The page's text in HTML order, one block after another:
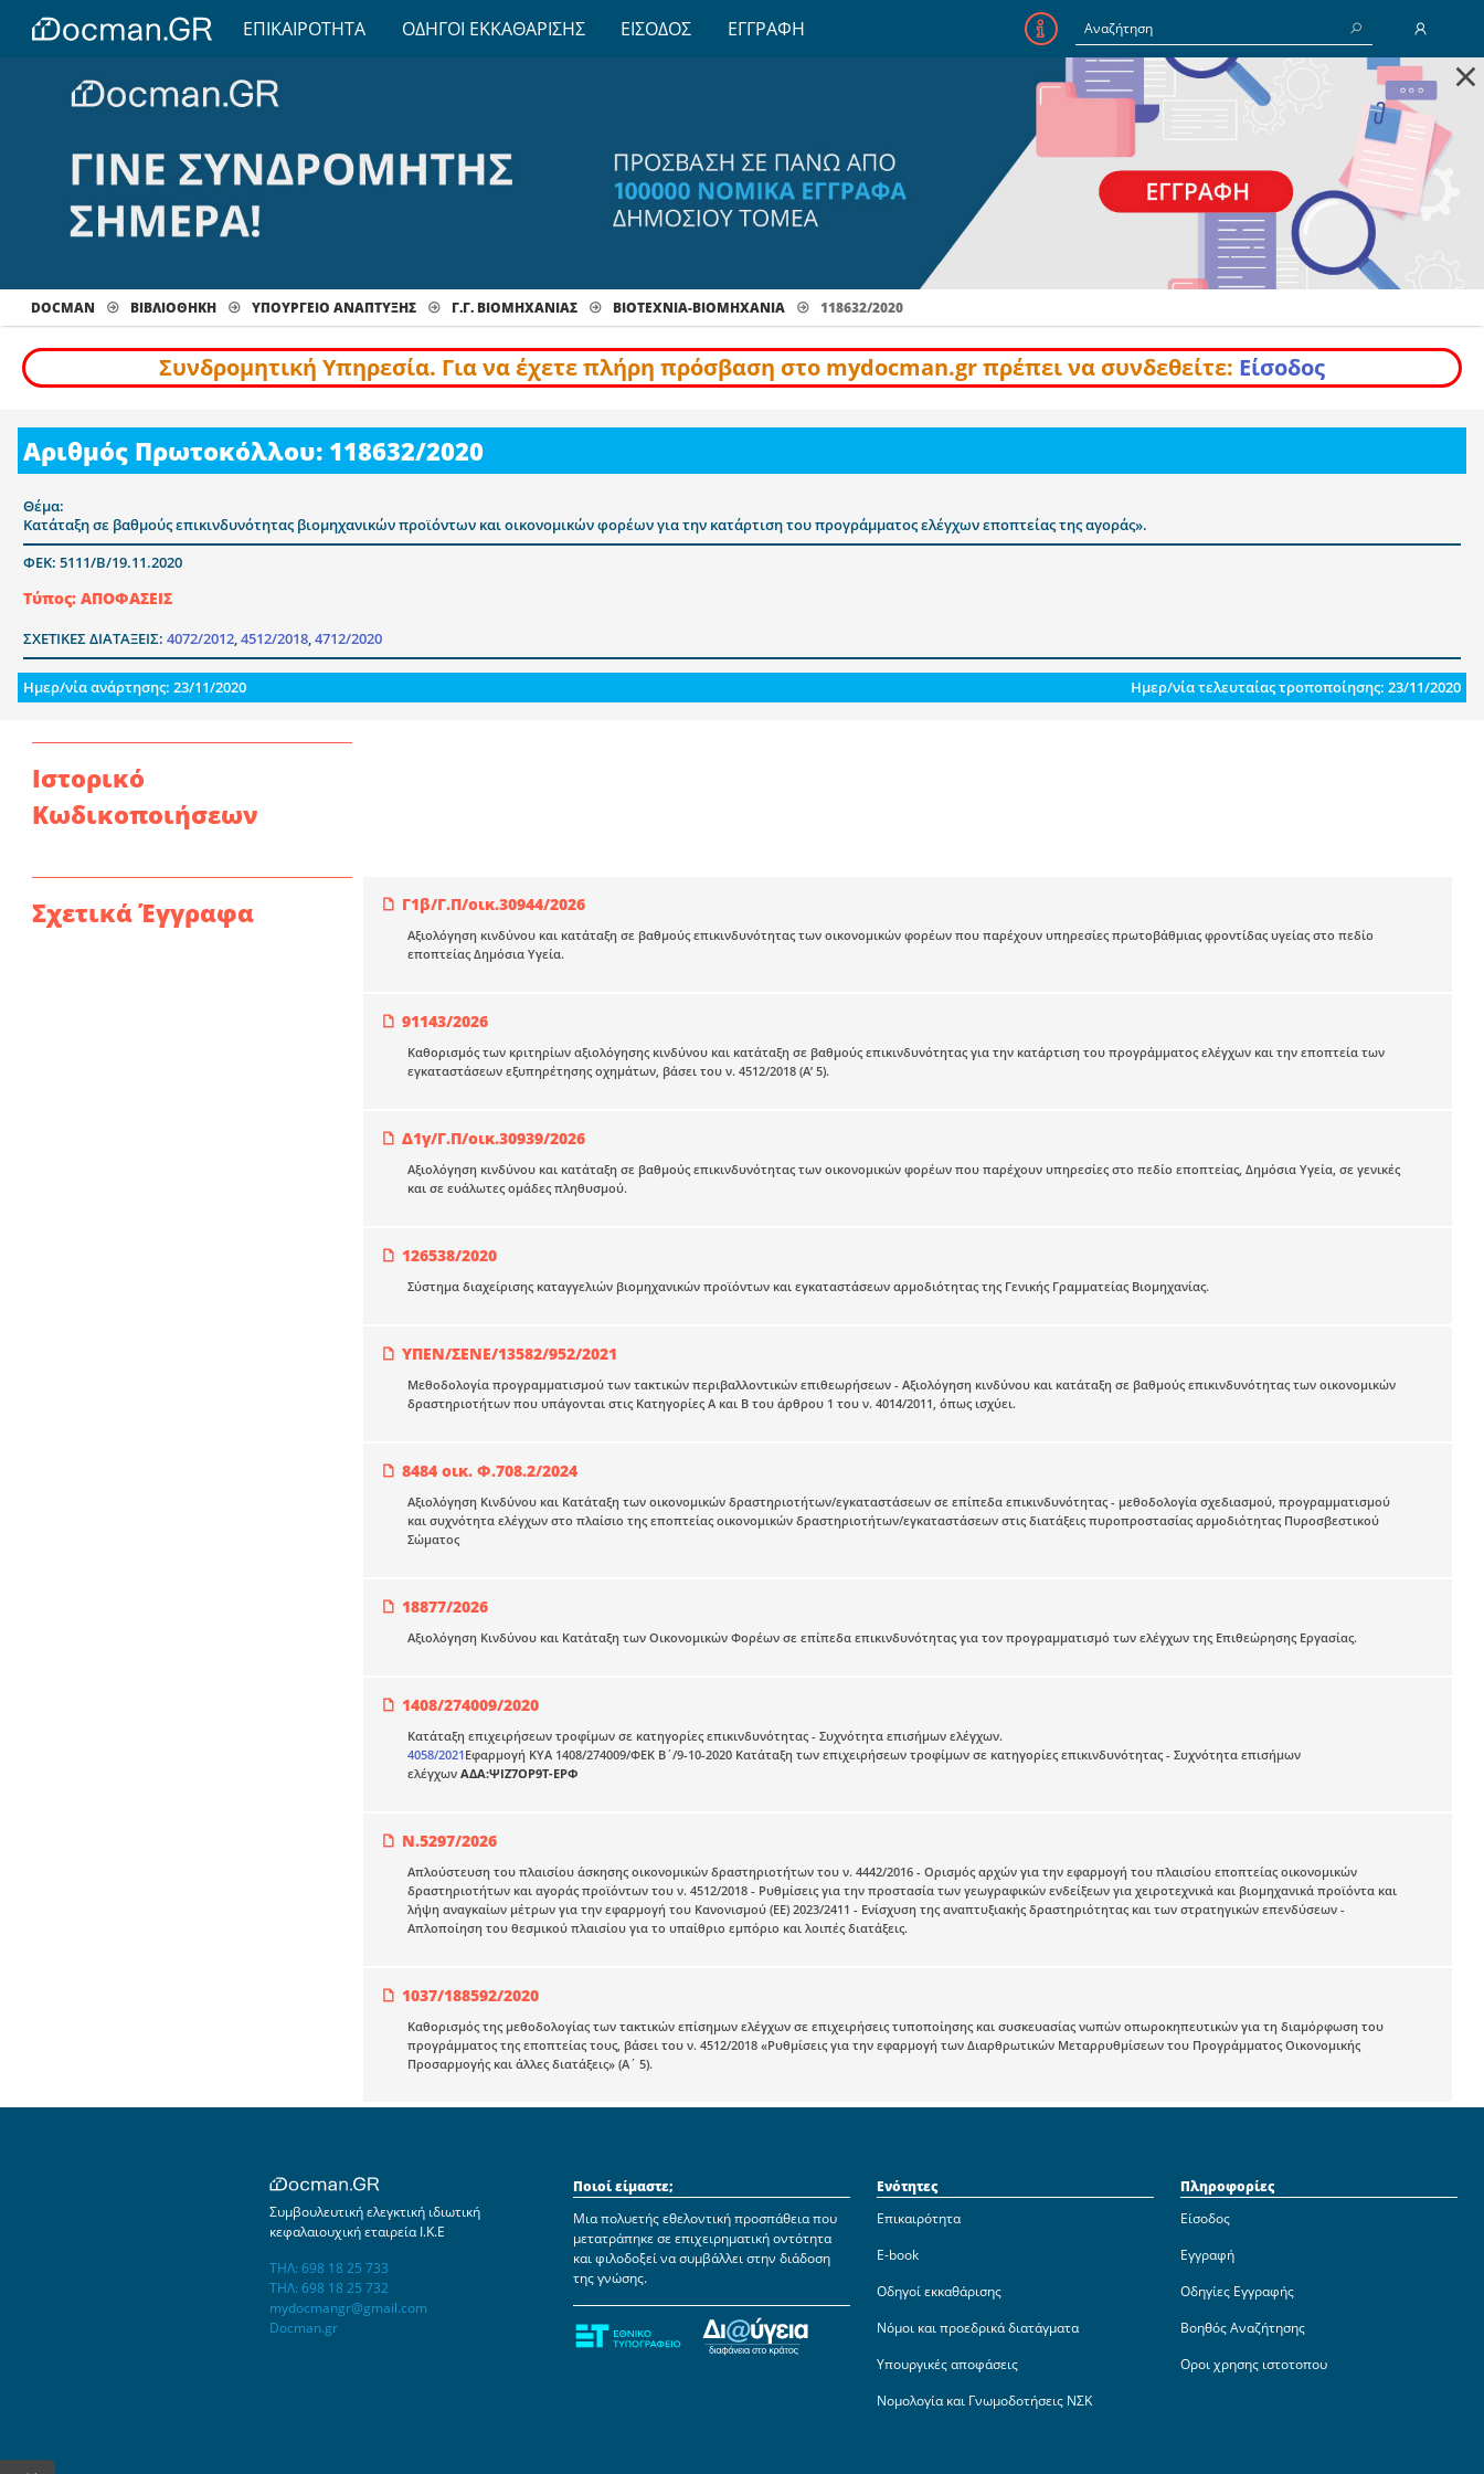
ΕΠΙΚΑΙΡΟΤΗΤΑ ΟΔΗΓΟΙ ΕΚΚΑΘΑΡΙΣΗΣ ΕΙΣΟΔΟΣ ΕΓΓΡΑΦΗ
E-Mail
Κωδικός
Να με θυμάσαι
×
DOCMAN ΒΙΒΛΙΟΘΗΚΗ ΥΠΟΥΡΓΕΙΟ ΑΝΑΠΤΥΞΗΣ Γ.Γ. ΒΙΟΜΗΧΑΝΙΑΣ ΒΙΟΤΕΧΝΊΑ-ΒΙΟΜΗΧΑΝΊΑ 118632/2020
Συνδρομητική Υπηρεσία. Για να έχετε πλήρη πρόσβαση στο mydocman.gr πρέπει να συνδεθείτε: Είσοδος
Αριθμός Πρωτοκόλλου: 118632/2020
Θέμα:
Κατάταξη σε βαθμούς επικινδυνότητας βιομηχανικών προϊόντων και οικονομικών φορέων για την κατάρτιση του προγράμματος ελέγχων εποπτείας της αγοράς».
ΦΕΚ: 5111/Β/19.11.2020
Τύπος: ΑΠΟΦΑΣΕΙΣ
ΣΧΕΤΙΚΕΣ ΔΙΑΤΑΞΕΙΣ: 4072/2012,4512/2018,4712/2020
Ημερ/νία ανάρτησης: 23/11/2020 Ημερ/νία τελευταίας τροποποίησης: 23/11/2020
Ιστορικό
Κωδικοποιήσεων
Σχετικά Έγγραφα Γ1β/Γ.Π/οικ.30944/2026
Αξιολόγηση κινδύνου και κατάταξη σε βαθμούς επικινδυνότητας των οικονομικών φορέων που παρέχουν υπηρεσίες πρωτοβάθμιας φροντίδας υγείας στο πεδίο
εποπτείας Δημόσια Υγεία.
91143/2026
Καθορισμός των κριτηρίων αξιολόγησης κινδύνου και κατάταξη σε βαθμούς επικινδυνότητας για την κατάρτιση του προγράμματος ελέγχων και την εποπτεία των
εγκαταστάσεων εξυπηρέτησης οχημάτων, βάσει του ν. 4512/2018 (Α’ 5).
Δ1γ/Γ.Π/οικ.30939/2026
Αξιολόγηση κινδύνου και κατάταξη σε βαθμούς επικινδυνότητας των οικονομικών φορέων που παρέχουν υπηρεσίες στο πεδίο εποπτείας, Δημόσια Υγεία, σε γενικές
και σε ευάλωτες ομάδες πληθυσμού.
126538/2020
Σύστημα διαχείρισης καταγγελιών βιομηχανικών προϊόντων και εγκαταστάσεων αρμοδιότητας της Γενικής Γραμματείας Βιομηχανίας.
ΥΠΕΝ/ΣΕΝΕ/13582/952/2021
Μεθοδολογία προγραμματισμού των τακτικών περιβαλλοντικών επιθεωρήσεων - Αξιολόγηση κινδύνου και κατάταξη σε βαθμούς επικινδυνότητας των οικονομικών
δραστηριοτήτων που υπάγονται στις Κατηγορίες Α και Β του άρθρου 1 του ν. 4014/2011, όπως ισχύει.
8484 οικ. Φ.708.2/2024
Αξιολόγηση Κινδύνου και Κατάταξη των οικονομικών δραστηριοτήτων/εγκαταστάσεων σε επίπεδα επικινδυνότητας - μεθοδολογία σχεδιασμού, προγραμματισμού
και συχνότητα ελέγχων στο πλαίσιο της εποπτείας οικονομικών δραστηριοτήτων/εγκαταστάσεων στις διατάξεις πυροπροστασίας αρμοδιότητας Πυροσβεστικού
Σώματος
18877/2026
Αξιολόγηση Κινδύνου και Κατάταξη των Οικονομικών Φορέων σε επίπεδα επικινδυνότητας για τον προγραμματισμό των ελέγχων της Επιθεώρησης Εργασίας.
1408/274009/2020
Κατάταξη επιχειρήσεων τροφίμων σε κατηγορίες επικινδυνότητας - Συχνότητα επισήμων ελέγχων.
4058/2021Εφαρμογή ΚΥΑ 1408/274009/ΦΕΚ Β΄/9-10-2020 Κατάταξη των επιχειρήσεων τροφίμων σε κατηγορίες επικινδυνότητας - Συχνότητα επισήμων
ελέγχων ΑΔΑ:ΨΙΖ7ΟΡ9Τ-ΕΡΦ
Ν.5297/2026
Απλούστευση του πλαισίου άσκησης οικονομικών δραστηριοτήτων του ν. 4442/2016 - Ορισμός αρχών για την εφαρμογή του πλαισίου εποπτείας οικονομικών
δραστηριοτήτων και αγοράς προϊόντων του ν. 4512/2018 - Ρυθμίσεις για την προστασία των γεωγραφικών ενδείξεων για χειροτεχνικά και βιομηχανικά προϊόντα και
λήψη αναγκαίων μέτρων για την εφαρμογή του Κανονισμού (ΕΕ) 2023/2411 - Ενίσχυση της αναπτυξιακής δραστηριότητας και των στρατηγικών επενδύσεων -
Απλοποίηση του θεσμικού πλαισίου για το υπαίθριο εμπόριο και λοιπές διατάξεις.
1037/188592/2020
Καθορισμός της μεθοδολογίας των τακτικών επίσημων ελέγχων σε επιχειρήσεις τυποποίησης και συσκευασίας νωπών οπωροκηπευτικών για τη διαμόρφωση του
προγράμματος της εποπτείας τους, βάσει του ν. 4512/2018 «Ρυθμίσεις για την εφαρμογή των Διαρθρωτικών Μεταρρυθμίσεων του Προγράμματος Οικονομικής
Προσαρμογής και άλλες διατάξεις» (Α΄ 5).
Συμβουλευτική ελεγκτική ιδιωτική
κεφαλαιουχική εταιρεία Ι.Κ.Ε
ΤΗΛ: 698 18 25 733
ΤΗΛ: 698 18 25 732
mydocmangr@gmail.com
Docman.gr
Ποιοί είμαστε;
Μια πολυετής εθελοντική προσπάθεια που
μετατράπηκε σε επιχειρηματική οντότητα
και φιλοδοξεί να συμβάλλει στην διάδοση
της γνώσης.
Ενότητες
Επικαιρότητα
E-book
Οδηγοί εκκαθάρισης
Νόμοι και προεδρικά διατάγματα
Υπουργικές αποφάσεις
Νομολογία και Γνωμοδοτήσεις ΝΣΚ
Πληροφορίες
Είσοδος
Εγγραφή
Οδηγίες Εγγραφής
Βοηθός Αναζήτησης
Οροι χρησης ιστοτοπου